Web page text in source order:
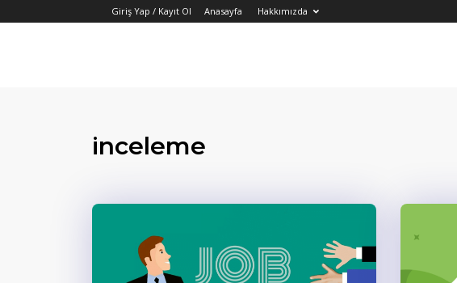
Giriş Yap / Kayıt Ol Anasayfa Hakkımızda
inceleme